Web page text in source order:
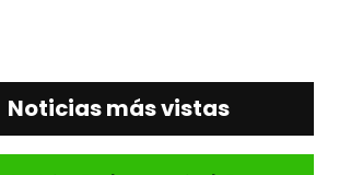
Noticias más vistas